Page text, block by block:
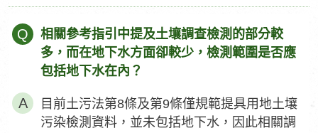
Q
相關參考指引中提及土壤調查檢測的部分較
多，而在地下水方面卻較少，檢測範圍是否應
包括地下水在內？
目前土污法第8條及第9條僅規範提具用地土壤
污染檢測資料，並未包括地下水，因此相關調